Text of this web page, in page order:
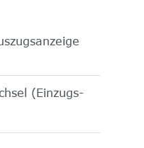
(Einzugs-